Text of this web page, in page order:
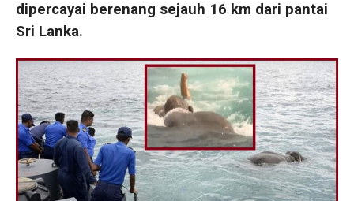
dipercayai berenang sejauh 16 km dari pantai
Sri Lanka.